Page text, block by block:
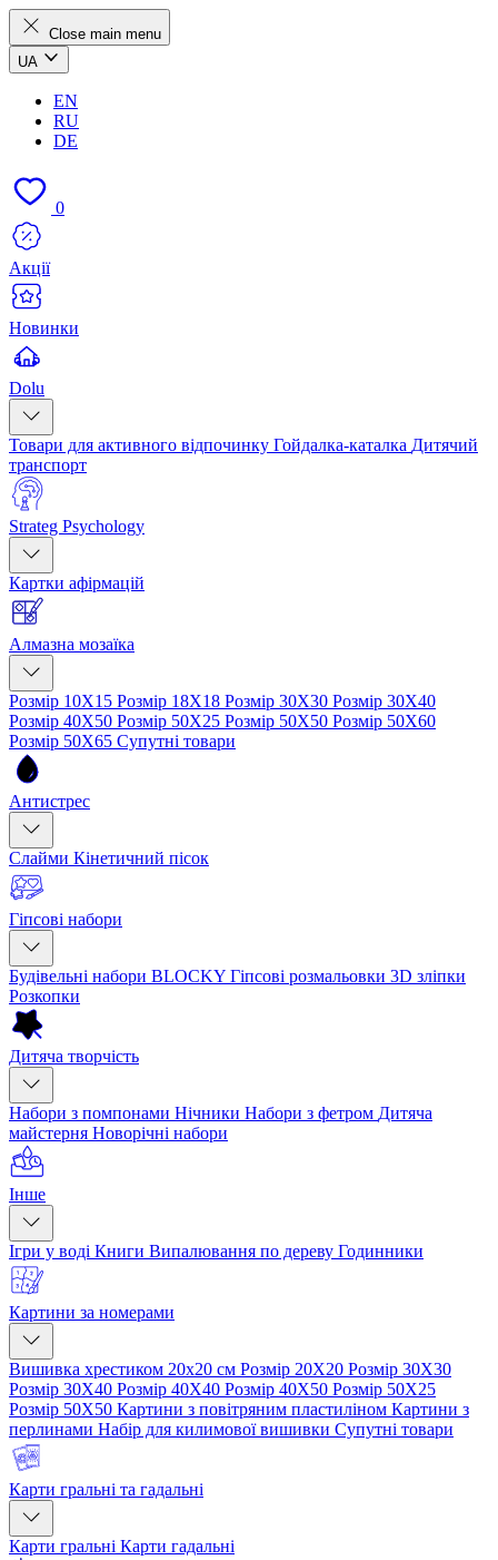
Close main menu
UA
EN
RU
DE
0
Акції
Новинки
Dolu
Товари для активного відпочинку Гойдалка-каталка Дитячий
транспорт
Strateg Psychology
Картки афірмацій
Алмазна мозаїка
Розмір 10Х15 Розмір 18Х18 Розмір 30Х30 Розмір 30Х40
Розмір 40Х50 Розмір 50Х25 Розмір 50Х50 Розмір 50Х60
Розмір 50Х65 Супутні товари
Антистрес
Слайми Кінетичний пісок
Гіпсові набори
Будівельні набори BLOCKY Гіпсові розмальовки 3D зліпки
Розкопки
Дитяча творчість
Набори з помпонами Нічники Набори з фетром Дитяча
майстерня Новорічні набори
Інше
Ігри у воді Книги Випалювання по дереву Годинники
Картини за номерами
Вишивка хрестиком 20х20 см Розмір 20Х20 Розмір 30Х30
Розмір 30Х40 Розмір 40Х40 Розмір 40Х50 Розмір 50Х25
Розмір 50Х50 Картини з повітряним пластиліном Картини з
перлинами Набір для килимової вишивки Супутні товари
Карти гральні та гадальні
Карти гральні Карти гадальні